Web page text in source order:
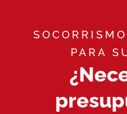
PARA